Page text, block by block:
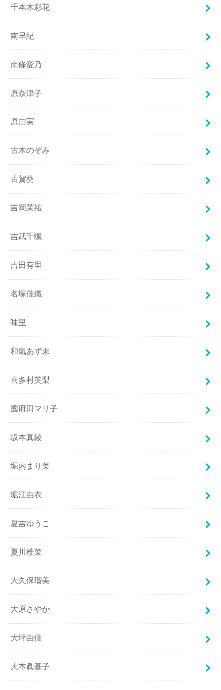
千本木彩花
南早紀
南條愛乃
原奈津子
原由実
古木のぞみ
古賀葵
吉岡茉祐
吉武千颯
吉田有里
名塚佳織
味里
和氣あず未
喜多村英梨
國府田マリ子
坂本真綾
堀内まり菜
堀江由衣
夏吉ゆうこ
夏川椎菜
大久保瑠美
大原さやか
大坪由佳
大本眞基子